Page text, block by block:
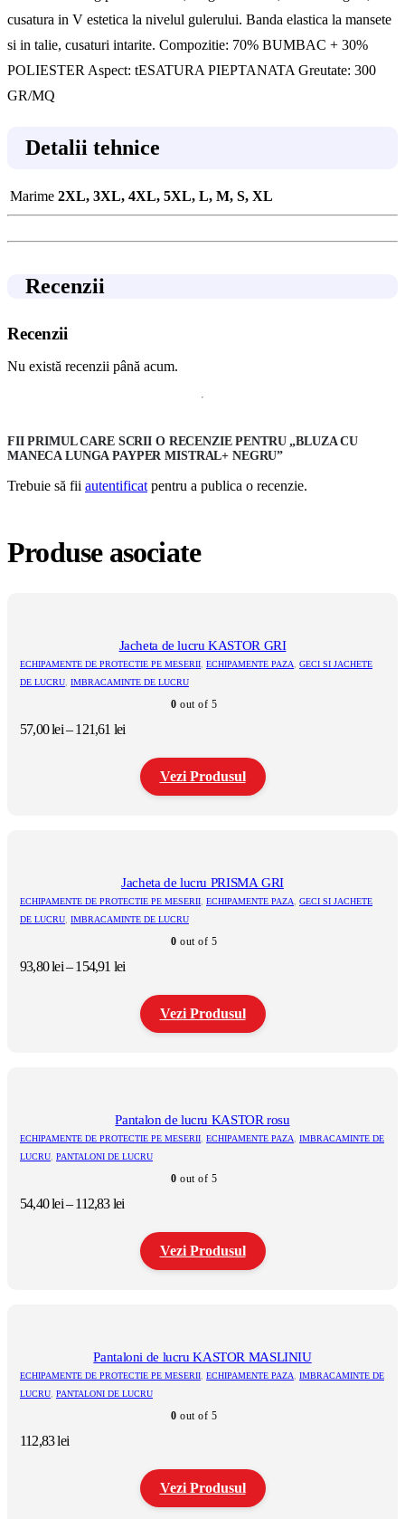
cusatura in V estetica la nivelul gulerului. Banda elastica la mansete
si in talie, cusaturi intarite. Compozitie: 70% BUMBAC + 30%
POLIESTER Aspect: tESATURA PIEPTANATA Greutate: 300
GR/MQ
Detalii tehnice
Marime 2XL, 3XL, 4XL, 5XL, L, M, S, XL
Recenzii
Recenzii
Nu există recenzii până acum.
FII PRIMUL CARE SCRII O RECENZIE PENTRU „BLUZA CU
MANECA LUNGA PAYPER MISTRAL+ NEGRU”
Trebuie să fii autentificat pentru a publica o recenzie.
Produse asociate
Jacheta de lucru KASTOR GRI
ECHIPAMENTE DE PROTECTIE PE MESERII, ECHIPAMENTE PAZA, GECI SI JACHETE
DE LUCRU, IMBRACAMINTE DE LUCRU
0 out of 5
57,00lei– 121,61 leiInterval
prețuri:
57,00 lei
până
Vezi Produsul
variații.
Opțiunile
pot
alese
în
Jacheta de lucru PRISMA GRI
ECHIPAMENTE DE PROTECTIE PE MESERII, ECHIPAMENTE PAZA, GECI SI JACHETE
DE LUCRU, IMBRACAMINTE DE LUCRU
0 out of 5
93,80lei– 154,91 leiInterval
prețuri:
93,80 lei
până
Vezi Produsul
variații.
Opțiunile
pot
alese
în
Pantalon de lucru KASTOR rosu
ECHIPAMENTE DE PROTECTIE PE MESERII, ECHIPAMENTE PAZA, IMBRACAMINTE DE
LUCRU, PANTALONI DE LUCRU
0 out of 5
54,40lei– 112,83leiInterval
prețuri:
54,40 lei
până
Vezi Produsul
variații.
Opțiunile
pot
alese
în
Pantaloni de lucru KASTOR MASLINIU
ECHIPAMENTE DE PROTECTIE PE MESERII, ECHIPAMENTE PAZA, IMBRACAMINTE DE
LUCRU, PANTALONI DE LUCRU
0 out of 5
112,83lei
Vezi Produsul